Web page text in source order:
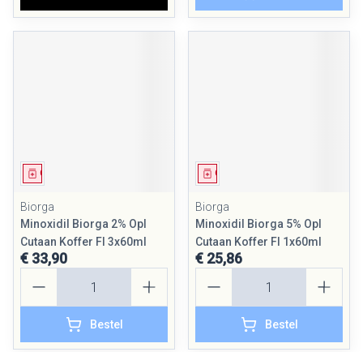
Geneesmiddel
Biorga
Minoxidil Biorga 2% Opl
Cutaan Koffer Fl 3x60ml
€ 33,90
Bestel
Geneesmiddel
Biorga
Minoxidil Biorga 5% Opl
Cutaan Koffer Fl 1x60ml
€ 25,86
Bestel